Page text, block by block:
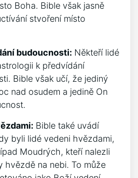
Boha. Bible však jasně
stvoření místo
budoucnosti: Někteří lidé
k předvídání
Bible však učí, že jediný
nad osudem a jedině On
Bible také uvádí
byli lidé vedeni hvězdami,
Moudrých, kteří nalezli
hvězdě na nebi. To může